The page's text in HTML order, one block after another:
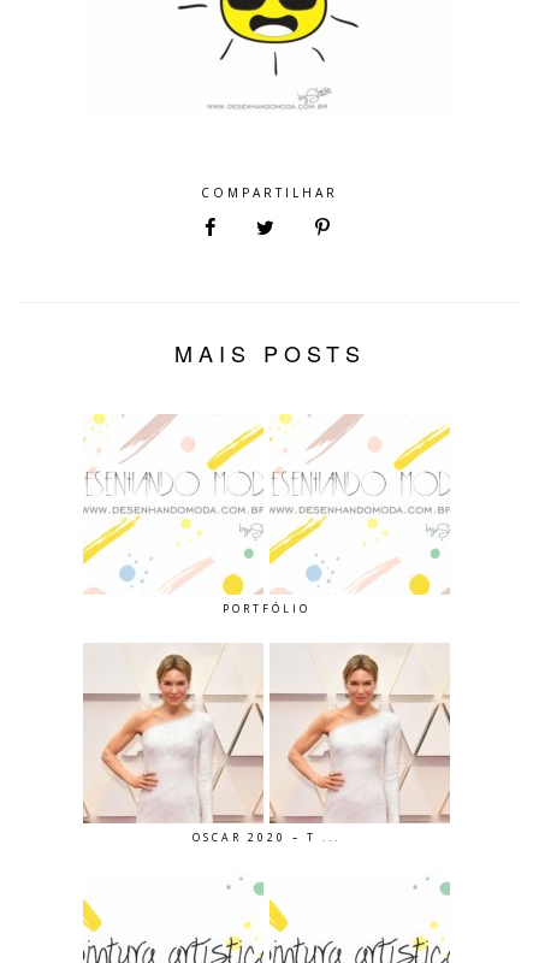
COMPARTILHAR
MAIS POSTS
PORTFÓLIO
OSCAR 2020 – T ...